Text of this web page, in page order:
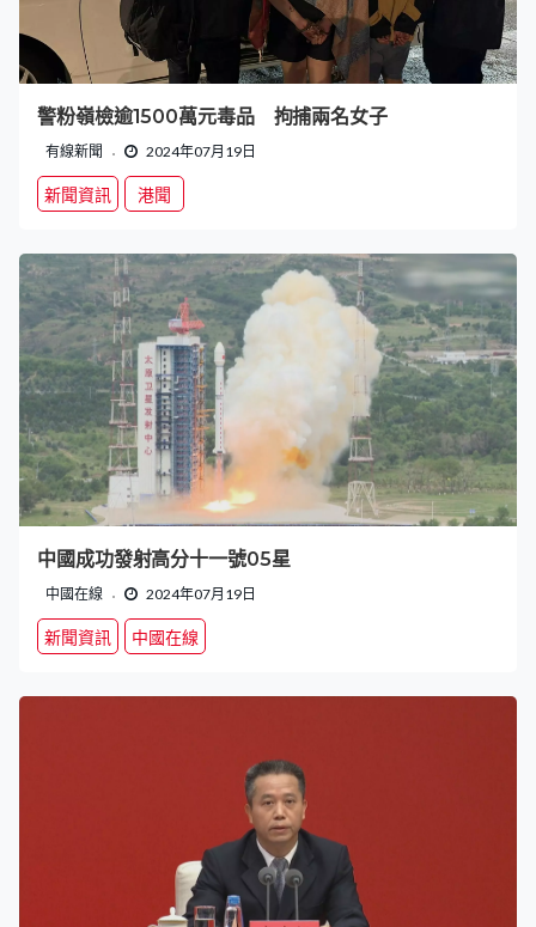
警粉嶺檢逾1500萬元毒品 拘捕兩名女子
有線新聞 2024年07月19日
新聞資訊 港聞
中國成功發射高分十一號05星
中國在線 2024年07月19日
新聞資訊 中國在線